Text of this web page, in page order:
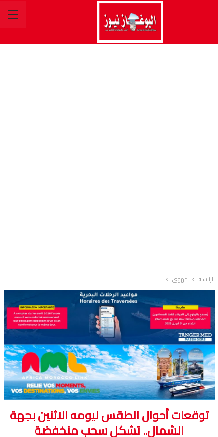
الرئيسية جهوي
توقعات أحوال الطقس ليومه الاثنين بجهة
الشمال.. تشكل سحب منخفضة